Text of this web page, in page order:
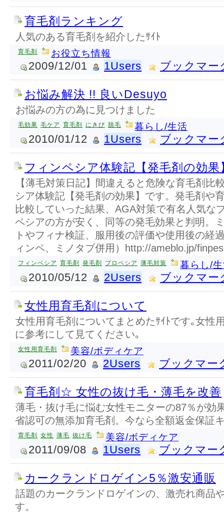
育毛剤ランキング
人気のある育毛剤を紹介したｻｲﾄ
育毛剤 お役立ち情報
2009/12/01 1Users ブックマー
お悩み解決 !! 良いDesuyo
お悩みの方の為に見つけました
毛効果 毛ケア 育毛剤 にきび 脱毛 暮らし/生活
2010/01/12 1Users ブックマー
フィンペシア体験記【発毛剤の効果
【薄毛対策日記】間違えると危険な育毛剤比
シア体験記【発毛剤の効果】です。発毛剤や
比較していった結果、AGA対策で有名人気な
ペシアの方が安く、同等の発毛効果と判明。
トやフィナ検証、服用後の評価や使用後の経
ィンペ、ミノタブ併用）http://ameblo.jp/
フィンペシア 育毛剤 発毛剤 プロペシア 薄毛対策 暮らし/
2010/05/12 2Users ブックマー
女性用育毛剤について
女性用育毛剤についてまとめたｻｲﾄです｡女性
に参考にして見てください｡
女性用育毛剤 美容/ボディケア
2011/02/20 2Users ブックマー
育毛剤☆ 女性の抜け毛・薄毛を改善
薄毛・抜け毛に悩む女性モニターの87％が効
省認可の無添加育毛剤。今なら全額返金保証
育毛剤 女性 薄毛 抜け毛 美容/ボディケア
2011/09/08 1Users ブックマー
カークランドロゲイン5％激安通販
話題のカークランドロゲインの、激売れ商品
す。